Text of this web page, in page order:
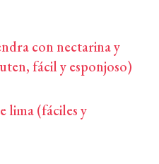
con nectarina y
fácil y esponjoso)
lima (fáciles y